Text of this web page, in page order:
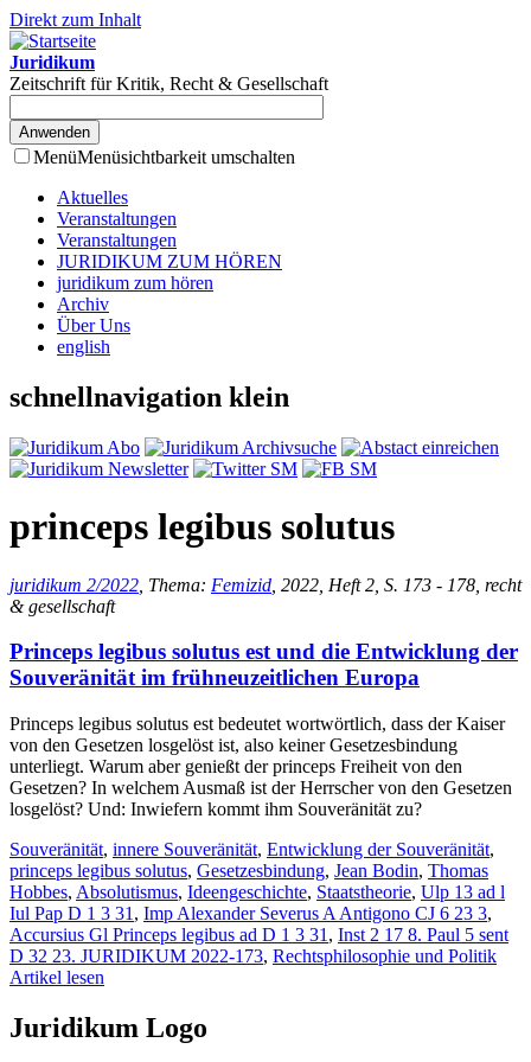
Direkt zum Inhalt
Juridikum
Zeitschrift für Kritik, Recht & Gesellschaft
MenüMenüsichtbarkeit umschalten
Aktuelles
Veranstaltungen
Veranstaltungen
JURIDIKUM ZUM HÖREN
juridikum zum hören
Archiv
Über Uns
english
schnellnavigation klein
princeps legibus solutus
juridikum 2/2022 , Thema: Femizid , 2022, Heft 2, S. 173 - 178, recht
& gesellschaft
Princeps legibus solutus est und die Entwicklung der
Souveränität im frühneuzeitlichen Europa
Princeps legibus solutus est bedeutet wortwörtlich, dass der Kaiser
von den Gesetzen losgelöst ist, also keiner Gesetzesbindung
unterliegt. Warum aber genießt der princeps Freiheit von den
Gesetzen? In welchem Ausmaß ist der Herrscher von den Gesetzen
losgelöst? Und: Inwiefern kommt ihm Souveränität zu?
Souveränität, innere Souveränität, Entwicklung der Souveränität,
princeps legibus solutus, Gesetzesbindung, Jean Bodin, Thomas
Hobbes, Absolutismus, Ideengeschichte, Staatstheorie, Ulp 13 ad l
Iul Pap D 1 3 31 , Imp Alexander Severus A Antigono CJ 6 23 3,
Accursius Gl Princeps legibus ad D 1 3 31 , Inst 2 17 8. Paul 5 sent
D 32 23. JURIDIKUM 2022-173, Rechtsphilosophie und Politik
Artikel lesen
Juridikum Logo